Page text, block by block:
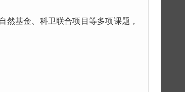
基金、科卫联合项目等多项课题，